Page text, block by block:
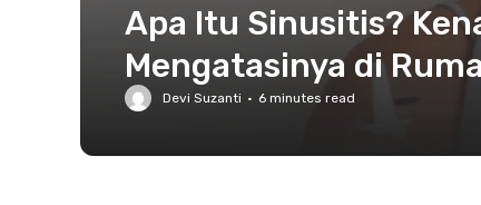
Apa Itu Sinusitis?
Mengatasinya di
Devi Suzanti · 6 minutes read